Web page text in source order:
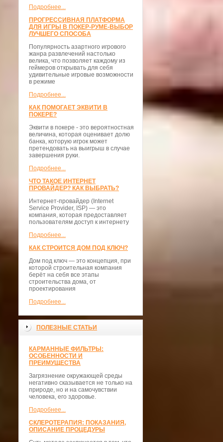
Подробнее...
ПРОГРЕССИВНАЯ ПЛАТФОРМА
ДЛЯ ИГРЫ В ПОКЕР-РУМЕ-ВЫБОР
ЛУЧШЕГО СПОСОБА
Популярность азартного игрового
жанра развлечений настолько
велика, что позволяет каждому из
геймеров открывать для себя
удивительные игровые возможности
в режиме
Подробнее...
КАК ПОМОГАЕТ ЭКВИТИ В
ПОКЕРЕ?
Эквити в покере - это вероятностная
величина, которая оценивает долю
банка, которую игрок может
претендовать на выигрыш в случае
завершения руки.
Подробнее...
ЧТО ТАКОЕ ИНТЕРНЕТ
ПРОВАЙДЕР? КАК ВЫБРАТЬ?
Интернет-провайдер (Internet
Service Provider, ISP) — это
компания, которая предоставляет
пользователям доступ к интернету
Подробнее...
КАК СТРОИТСЯ ДОМ ПОД КЛЮЧ?
Дом под ключ — это концепция, при
которой строительная компания
берёт на себя все этапы
строительства дома, от
проектирования
Подробнее...
ПОЛЕЗНЫЕ СТАТЬИ
КАРМАННЫЕ ФИЛЬТРЫ:
ОСОБЕННОСТИ И
ПРЕИМУЩЕСТВА
Загрязнение окружающей среды
негативно сказывается не только на
природе, но и на самочувствии
человека, его здоровье.
Подробнее...
СКЛЕРОТЕРАПИЯ: ПОКАЗАНИЯ,
ОПИСАНИЕ ПРОЦЕДУРЫ